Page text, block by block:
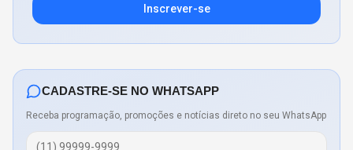
Inscrever-se
CADASTRE-SE NO WHATSAPP
Receba programação, promoções e notícias direto no seu WhatsApp